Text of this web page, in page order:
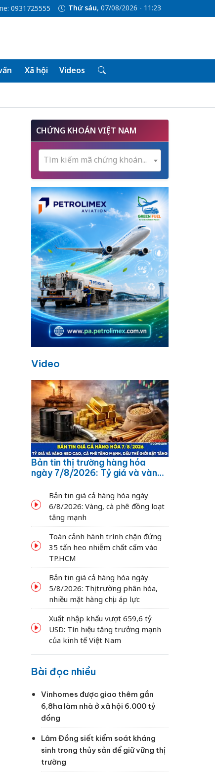
0931725555 Thứ sáu, 07/08/2026 - 11:23
Xã hội Videos
CHỨNG KHOÁN VIỆT NAM
Tìm kiếm mã chứng khoán...
Video
Bản tin thị trường hàng hóa
ngày 7/8/2026: Tỷ giá và vàng
dầu thế giới bật tăng
Bản tin giá cả hàng hóa ngày
6/8/2026: Vàng, cà phê đồng loạt
tăng mạnh
Toàn cảnh hành trình chặn đứng
35 tấn heo nhiễm chất cấm vào
TP.HCM
Bản tin giá cả hàng hóa ngày
5/8/2026: Thị trường phân hóa,
nhiều mặt hàng chịu áp lực
Xuất nhập khẩu vượt 659,6 tỷ
USD: Tín hiệu tăng trưởng mạnh
của kinh tế Việt Nam
Bài đọc nhiều
Vinhomes được giao thêm gần
6,8ha làm nhà ở xã hội 6.000 tỷ
đồng
Lâm Đồng siết kiểm soát kháng
sinh trong thủy sản để giữ vững thị
trường